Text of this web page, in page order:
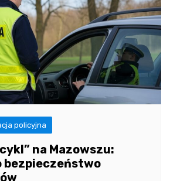
policyjna
na Mazowszu:
bezpieczeństwo